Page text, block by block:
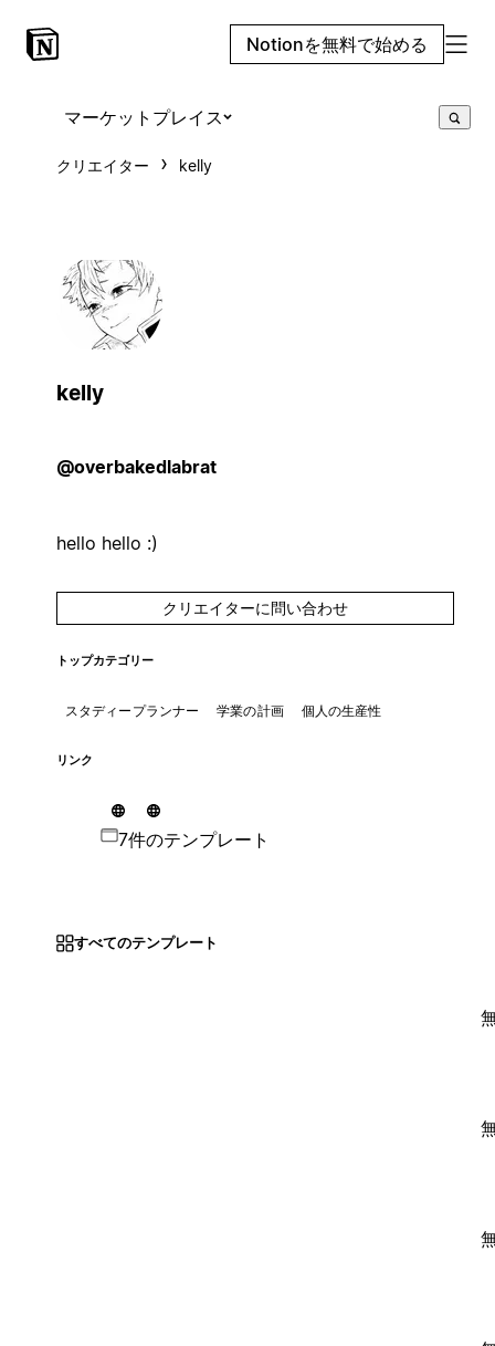
Notionを無料で始める
マーケットプレイス
クリエイター kelly
kelly
@overbakedlabrat
hello hello :)
クリエイターに問い合わせ
トップカテゴリー
スタディープランナー 学業の計画 個人の生産性
リンク
7件のテンプレート
すべてのテンプレート